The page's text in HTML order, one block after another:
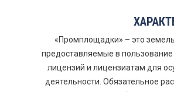
«Промплощадки» – это
предоставляемые в пользование
лицензий и лицензиатам для
деятельности. Обязательное